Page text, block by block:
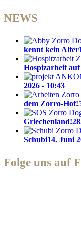
NEWS
kennt kein Alter
Hospizarbeit
2026 - 10:43
dem Zorro-Hof!
Griechenland!
Schubi14. Juni
Folge uns auf